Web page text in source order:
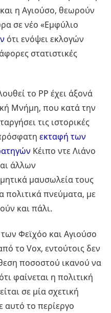
η Αγιούσο, θεωρούν
σε νέο «Εμφύλιο
ότι ενόψει εκλογών
στατιστικές
το ΡΡ έχει άξονά
Μνήμη, που κατά την
τις ιστορικές
εκταφή των
Κέιπο ντε Λιάνο
άλλων
μαυσωλεία τους
πολιτικά πνεύματα, με
και πάλι.
Φεϊχόο και Αγιούσο
το Vox, εντούτοις δεν
ποσοστού ικανού να
φαίνεται η πολιτική
σε μία σχετική
το περίεργο